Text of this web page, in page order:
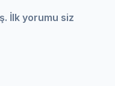
İlk yorumu siz